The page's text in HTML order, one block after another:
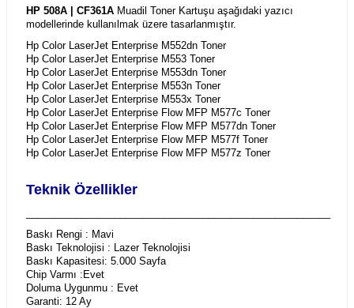
HP 508A | CF361A Muadil Toner Kartuşu aşağıdaki yazıcı
modellerinde kullanılmak üzere tasarlanmıştır.
Hp Color LaserJet Enterprise M552dn Toner
Hp Color LaserJet Enterprise M553 Toner
Hp Color LaserJet Enterprise M553dn Toner
Hp Color LaserJet Enterprise M553n Toner
Hp Color LaserJet Enterprise M553x Toner
Hp Color LaserJet Enterprise Flow MFP M577c Toner
Hp Color LaserJet Enterprise Flow MFP M577dn Toner
Hp Color LaserJet Enterprise Flow MFP M577f Toner
Hp Color LaserJet Enterprise Flow MFP M577z Toner
Teknik Özellikler
Baskı Rengi : Mavi
Baskı Teknolojisi : Lazer Teknolojisi
Baskı Kapasitesi: 5.000 Sayfa
Chip Varmı :Evet
Doluma Uygunmu : Evet
Garanti: 12 Ay